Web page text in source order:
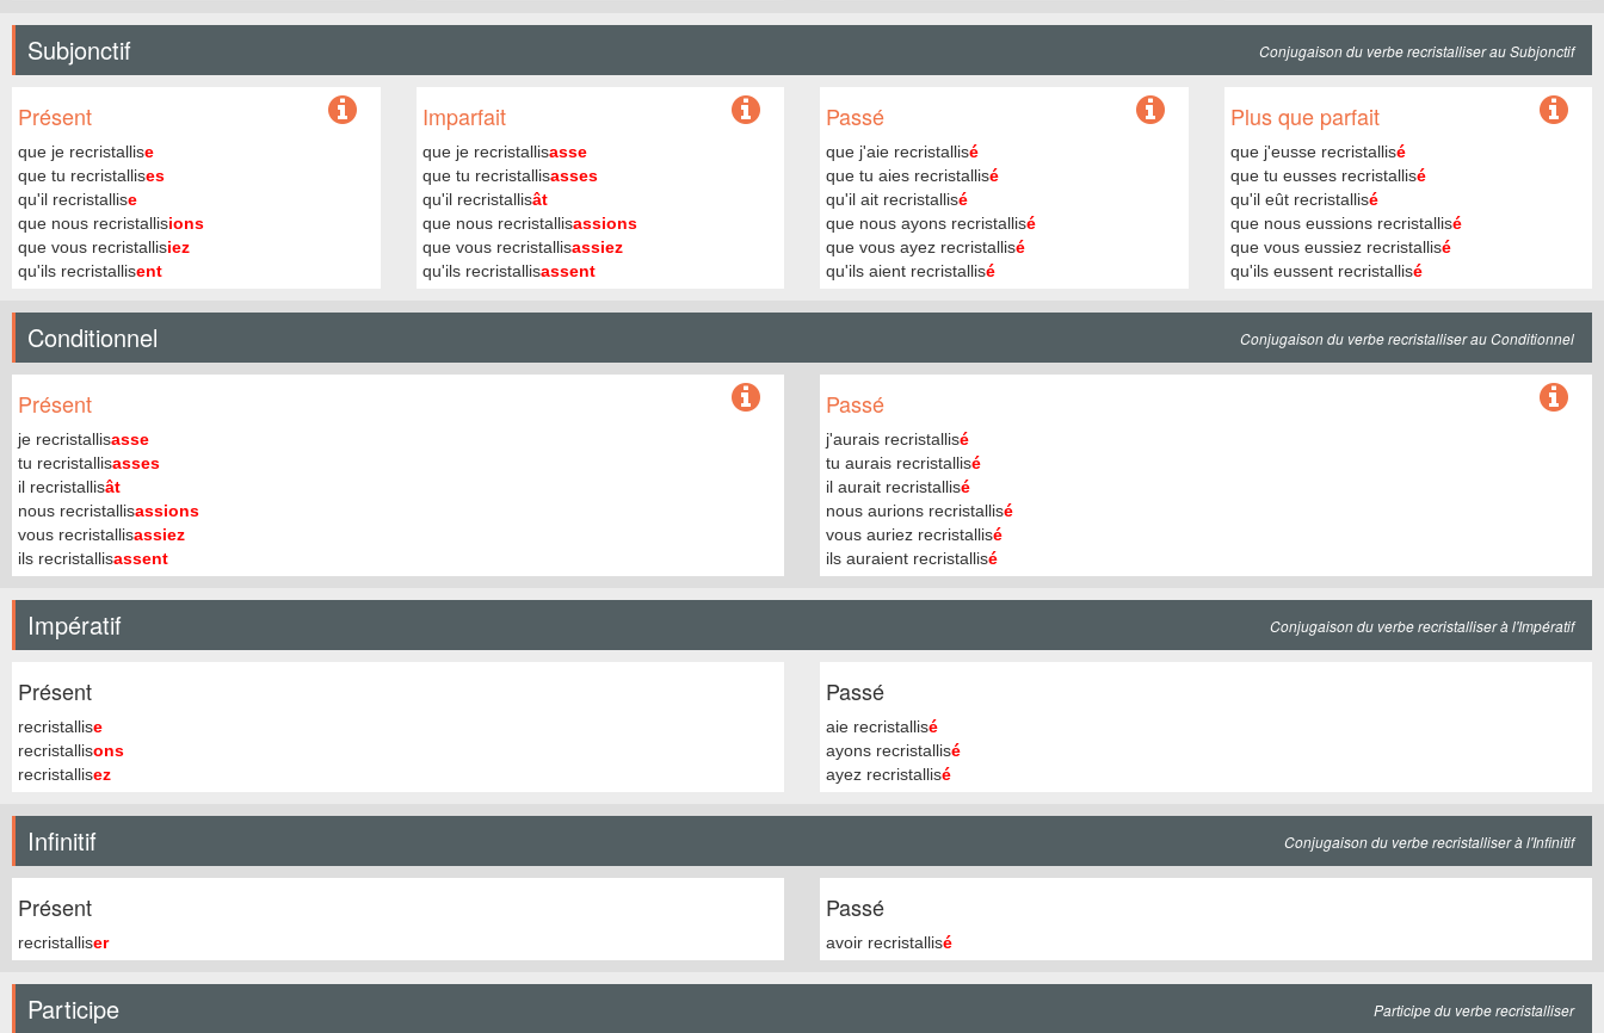
Subjonctif Conjugaison du verbe recristalliser au Subjonctif
Présent
que je recristallise
que tu recristallises
qu'il recristallise
que nous recristallisions
que vous recristallisiez
qu'ils recristallisent
Imparfait
que je recristallisasse
que tu recristallisasses
qu'il recristallisât
que nous recristallisassions
que vous recristallisassiez
qu'ils recristallisassent
Passé
que j'aie recristallisé
que tu aies recristallisé
qu'il ait recristallisé
que nous ayons recristallisé
que vous ayez recristallisé
qu'ils aient recristallisé
Plus que parfait
que j'eusse recristallisé
que tu eusses recristallisé
qu'il eût recristallisé
que nous eussions recristallisé
que vous eussiez recristallisé
qu'ils eussent recristallisé
Conditionnel Conjugaison du verbe recristalliser au Conditionnel
Présent
je recristallisasse
tu recristallisasses
il recristallisât
nous recristallisassions
vous recristallisassiez
ils recristallisassent
Passé
j'aurais recristallisé
tu aurais recristallisé
il aurait recristallisé
nous aurions recristallisé
vous auriez recristallisé
ils auraient recristallisé
Impératif Conjugaison du verbe recristalliser à l'Impératif
Présent
recristallise
recristallisons
recristallisez
Passé
aie recristallisé
ayons recristallisé
ayez recristallisé
Infinitif Conjugaison du verbe recristalliser à l'Infinitif
Présent
recristalliser
Passé
avoir recristallisé
Participe Participe du verbe recristalliser